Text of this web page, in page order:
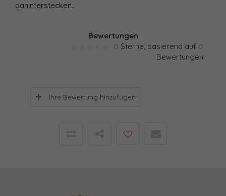
dahinterstecken..
Bewertungen
0 Sterne, basierend auf 0
Bewertungen
Ihre Bewertung hinzufügen